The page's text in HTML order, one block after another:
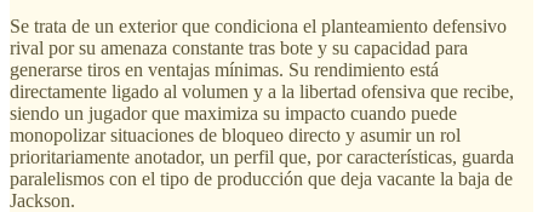
Se trata de un exterior que condiciona el planteamiento defensivo
rival por su amenaza constante tras bote y su capacidad para
generarse tiros en ventajas mínimas. Su rendimiento está
directamente ligado al volumen y a la libertad ofensiva que recibe,
siendo un jugador que maximiza su impacto cuando puede
monopolizar situaciones de bloqueo directo y asumir un rol
prioritariamente anotador, un perfil que, por características, guarda
paralelismos con el tipo de producción que deja vacante la baja de
Jackson.